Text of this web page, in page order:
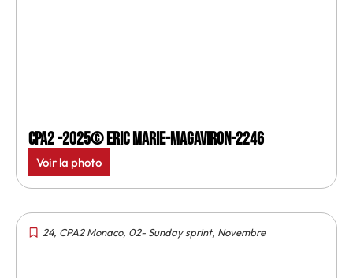
CPA2 -2025© Eric Marie-MagAviron-2246
Voir la photo
24, CPA2 Monaco, 02- Sunday sprint, Novembre